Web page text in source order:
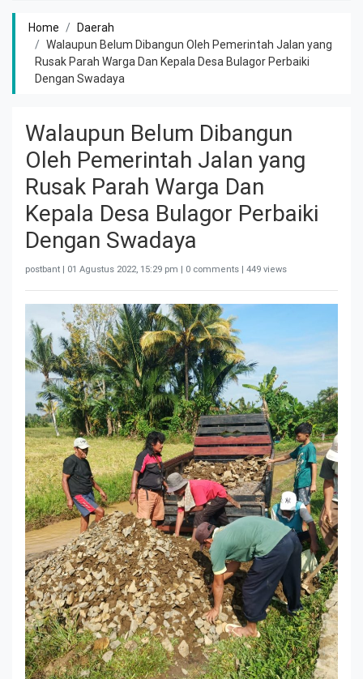
Home
Daerah
Walaupun Belum Dibangun Oleh Pemerintah Jalan yang
Rusak Parah Warga Dan Kepala Desa Bulagor Perbaiki
Dengan Swadaya
Walaupun Belum Dibangun
Oleh Pemerintah Jalan yang
Rusak Parah Warga Dan
Kepala Desa Bulagor Perbaiki
Dengan Swadaya
postbant | 01 Agustus 2022, 15:29 pm | 0 comments | 449 views